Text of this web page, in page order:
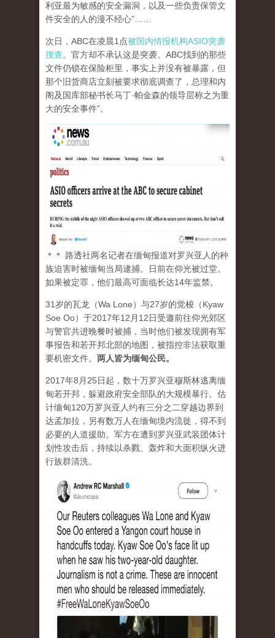
利亚最为敏感的安全漏洞，以及一些负责保管文
件安全的人的漫不经心”……
次日，ABC在凌晨1点被国内情报机构ASIO突袭
搜查。官方却不承认这是突袭。ABC找到的那些
文件仍锁在保险柜里，事实上并没有被暴露，但
那个旧货商店立刻被要求彻底调查了，总理和内
阁及国库部秘书长马丁·帕金森的领导层称之为重
大的安全事件”。
＊＊ 路透社两名记者在缅甸报道对罗兴亚人的种
族迫害时被缅甸当局逮捕。日前在仰光被过堂。
如果被定罪，他们最高可面临长达14年监禁。
31岁的瓦龙（Wa Lone）与27岁的觉梭（Kyaw
Soe Oo）于2017年12月12日受邀前往仰光郊区
与警官共进晚餐时被捕，当时他们被发现拥有军
事报告和若开邦北部的地图，被指控非法获取重
要机密文件。 两人皆为缅甸公民。
2017年8月25日起，数十万罗兴亚穆斯林逃离缅
甸若开邦，躲避政府安全部队的大规模暴行。估
计缅甸120万罗兴亚人约有三分之二穿越边界到
达孟加拉，另有数万人在缅甸境内流徙，得不到
必要的人道援助。军方在遭到罗兴亚武装团体计
划性攻击后，持续以杀戮、轰炸和大面积纵火进
行族群清洗。